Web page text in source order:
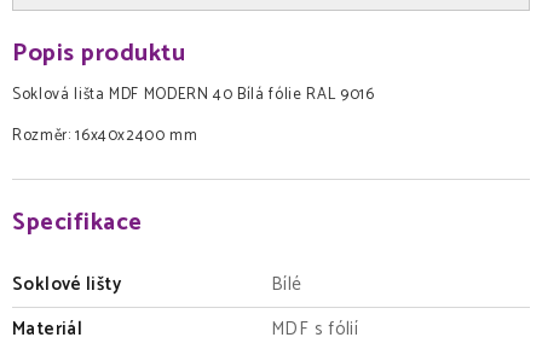
Popis produktu
Soklová lišta MDF MODERN 40 Bílá fólie RAL 9016
Rozměr: 16x40x2400 mm
Specifikace
Soklové lišty
Bílé
Materiál
MDF s fólií